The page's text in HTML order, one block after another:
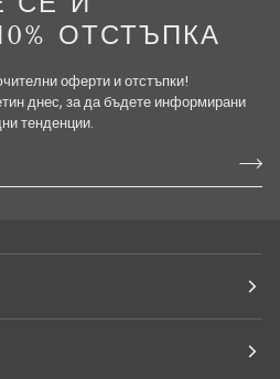
ОТСТЪПКА
оферти и отстъпки!
днес, за да бъдете информирани
тенденции.